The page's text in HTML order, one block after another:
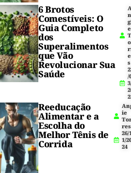
6 Brotos
Comestíveis: O
Guia Completo
dos
Superalimentos
que Vão
Revolucionar Sua
Saúde
n
e
T
o
e
s
/
Reeducação
Alimentar e a
Escolha do
Melhor Tênis de
Corrida
ie
res
26/
1/
24